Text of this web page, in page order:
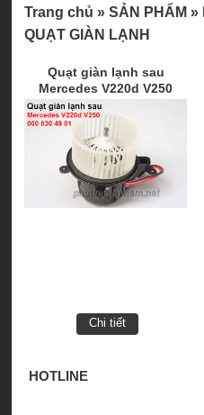
Quạt giàn lạnh sau
Mercedes V220d V250
0008304901
Chi tiết
Trang chủ » SẢN PHẨM »
QUẠT GIÀN LẠNH
HOTLINE